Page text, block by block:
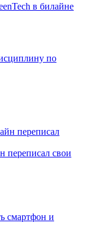
в билайне
по
переписал свои